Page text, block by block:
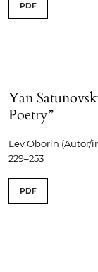
PDF
Yan
Poetry”
Lev Oborin (Autor/
229–253
PDF